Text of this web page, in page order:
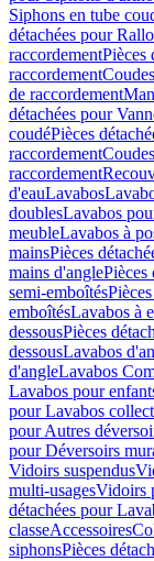
Siphons en tube
détachées pour
raccordementPièces
raccordement
de raccordement
détachées pour
coudéPièces
raccordement
raccordement
d'eauLavabos
doublesLavabos
meubleLavabos à
mainsPièces
mains d'anglePièces
semi-emboîtés
emboîtésLavabos à
dessousPièces
dessousLavabos
d'angleLavabos
Lavabos pour
pour Lavabos
pour Autres
pour Déversoirs
Vidoirs suspendus
multi-usagesVidoirs
détachées pour
classeAccessoires
siphonsPièces